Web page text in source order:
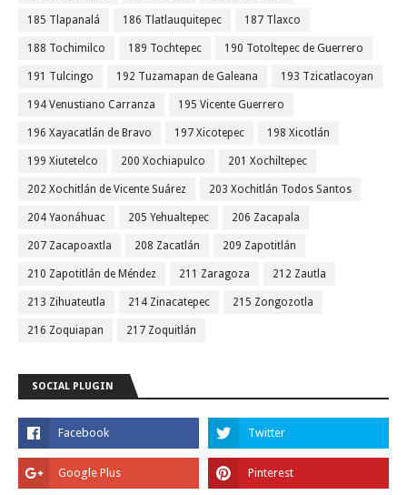
185 Tlapanalá 186 Tlatlauquitepec 187 Tlaxco
188 Tochimilco 189 Tochtepec 190 Totoltepec de Guerrero
191 Tulcingo 192 Tuzamapan de Galeana 193 Tzicatlacoyan
194 Venustiano Carranza 195 Vicente Guerrero
196 Xayacatlán de Bravo 197 Xicotepec 198 Xicotlán
199 Xiutetelco 200 Xochiapulco 201 Xochiltepec
202 Xochitlán de Vicente Suárez 203 Xochitlán Todos Santos
204 Yaonáhuac 205 Yehualtepec 206 Zacapala
207 Zacapoaxtla 208 Zacatlán 209 Zapotitlán
210 Zapotitlán de Méndez 211 Zaragoza 212 Zautla
213 Zihuateutla 214 Zinacatepec 215 Zongozotla
216 Zoquiapan 217 Zoquitlán
SOCIAL PLUGIN